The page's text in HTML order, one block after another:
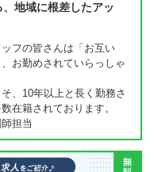
地域に根差したアッ
フの皆さんは「お互い
お勤めされていらっしゃ
、10年以上と長く勤務さ
在籍されております。
担当